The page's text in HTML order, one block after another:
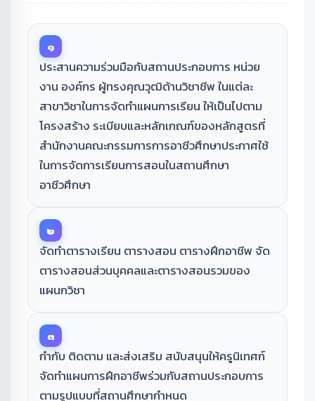
๑
ประสานความร่วมมือกับสถานประกอบการ หน่วย
งาน องค์กร ผู้ทรงคุณวุฒิด้านวิชาชีพ ในแต่ละ
สาขาวิชาในการจัดทำแผนการเรียน ให้เป็นไปตาม
โครงสร้าง ระเบียบและหลักเกณฑ์ของหลักสูตรที่
สำนักงานคณะกรรมการการอาชีวศึกษาประกาศใช้
ในการจัดการเรียนการสอนในสถานศึกษา
อาชีวศึกษา
๒
จัดทำตารางเรียน ตารางสอน ตารางฝึกอาชีพ จัด
ตารางสอนส่วนบุคคลและตารางสอนรวมของ
แผนกวิชา
๓
กำกับ ติดตาม และส่งเสริม สนับสนุนให้ครูนิเทศก์
จัดทำแผนการฝึกอาชีพร่วมกับสถานประกอบการ
ตามรูปแบบที่สถานศึกษากำหนด